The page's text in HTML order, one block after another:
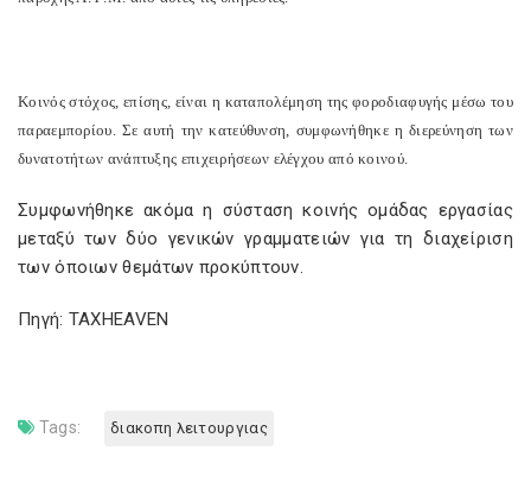
Κοινός στόχος, επίσης, είναι η καταπολέμηση της φοροδιαφυγής μέσω του
παραεμπορίου. Σε αυτή την κατεύθυνση, συμφωνήθηκε η διερεύνηση των
δυνατοτήτων ανάπτυξης επιχειρήσεων ελέγχου από κοινού.
Συμφωνήθηκε ακόμα η σύσταση κοινής ομάδας εργασίας
μεταξύ των δύο γενικών γραμματειών για τη διαχείριση
των όποιων θεμάτων προκύπτουν.
Πηγή: TAXHEAVEN
Tags: διακοπη λειτουργιας